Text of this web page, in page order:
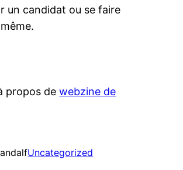
un candidat ou se faire
propos dewebzine de
Uncategorized